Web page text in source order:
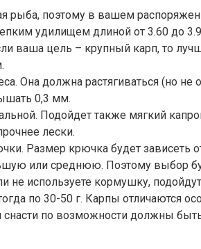
рыба, поэтому в вашем
удилищем длиной от 3.60 до
ваша цель – крупный карп, то
Она должна растягиваться (но не
0,3 мм.
Подойдет также мягкий
лески.
Размер крючка будет зависеть
или среднюю. Поэтому выбор
не используете кормушку,
по 30-50 г. Карпы отличаются
снасти по возможности должны